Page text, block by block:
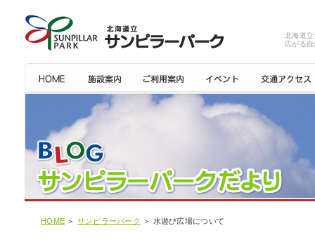
北海道
広がる
HOME ＞ サンピラーパーク ＞ 水遊び広場について